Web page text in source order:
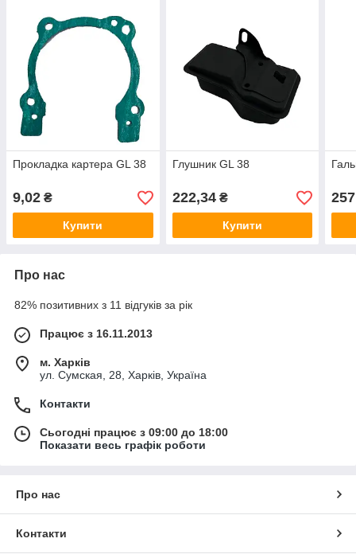
Прокладка картера GL 38
9,02 ₴
Купити
Глушник GL 38
222,34₴
Купити
Про нас
82% позитивних з 11 відгуків за рік
Працює з 16.11.2013
м. Харків
ул. Сумская, 28, Харків, Україна
Контакти
Сьогодні працює з 09:00 до 18:00
Показати весь графік роботи
Про нас
Контакти